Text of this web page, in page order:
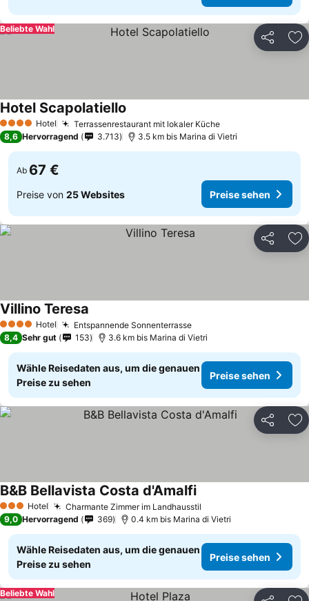
Teilen
Beliebte Wahl
4 Sterne Hotel Terrassenrestaurant mit lokaler Küche
Hotel Scapolatiello
8,6 Hervorragend 3.713 3.5 km bis Marina di Vietri
Ab 67 €
Preise von 25 Websites Preise sehen
Teilen
4 Sterne Hotel Entspannende Sonnenterrasse
Villino Teresa
8,4 Sehr gut 153 3.6 km bis Marina di Vietri
Wähle Reisedaten aus, um die genauen
Preise zu sehen
Preise sehen
Teilen
3 SterneHotel Charmante Zimmer im Landhausstil
B&B Bellavista Costa d'Amalfi
9,0 Hervorragend 369 0.4 km bis Marina di Vietri
Wähle Reisedaten aus, um die genauen
Preise zu sehen
Preise sehen
Beliebte Wahl